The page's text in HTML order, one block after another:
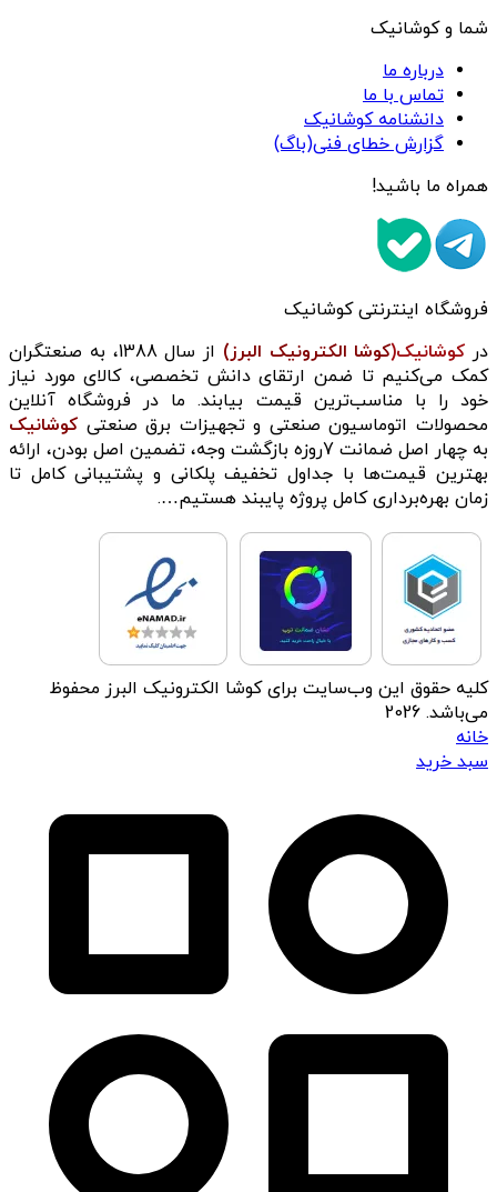
شما و کوشانیک
درباره ما
تماس با ما
دانشنامه کوشانیک
گزارش خطای فنی(باگ)
همراه ما باشید!
فروشگاه اینترنتی کوشانیک
در کوشانیک(کوشا الکترونیک البرز)
از سال 1388، به صنعتگران
کمک می‌کنیم تا ضمن ارتقای دانش تخصصی، کالای مورد نیاز
خود را با مناسب‌ترین قیمت بیابند. ما در فروشگاه آنلاین
محصولات اتوماسیون صنعتی و تجهیزات برق صنعتی کوشانیک
به چهار اصل ضمانت 7روزه بازگشت وجه، تضمین اصل بودن، ارائه
بهترین قیمت‌ها با جداول تخفیف پلکانی و پشتیبانی کامل تا
زمان بهره‌برداری کامل پروژه پایبند هستیم….
کلیه حقوق این وب‌سایت برای کوشا الکترونیک البرز محفوظ
می‌باشد. 2026
خانه
سبد خرید